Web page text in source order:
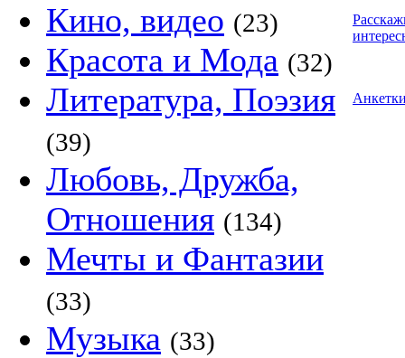
Кино, видео (23)
Красота и Мода (32)
Литература, Поэзия
(39)
Любовь, Дружба,
Отношения (134)
Мечты и Фантазии
(33)
Музыка (33)